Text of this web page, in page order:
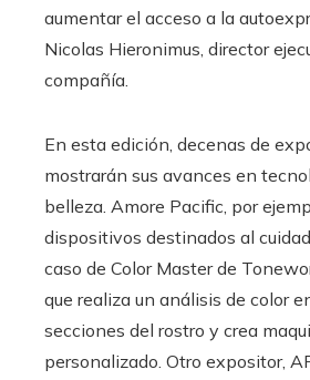
aumentar el acceso a la
Nicolas Hieronimus, director
compañía.
En esta edición, decenas de
mostrarán sus avances en
belleza. Amore Pacific, por
dispositivos destinados al
caso de Color Master de
que realiza un análisis de color
secciones del rostro y crea
personalizado. Otro expositor,